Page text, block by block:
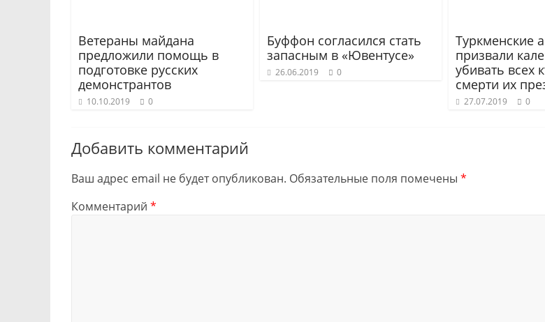
Ветераны майдана
предложили помощь в
подготовке русских
демонстрантов
10.10.2019 0
Буффон согласился стать
запасным в «Ювентусе»
26.06.2019 0
Туркменские
призвали
убивать всех
смерти их
27.07.2019 0
Добавить комментарий
Ваш адрес email не будет опубликован. Обязательные поля помечены *
Комментарий *